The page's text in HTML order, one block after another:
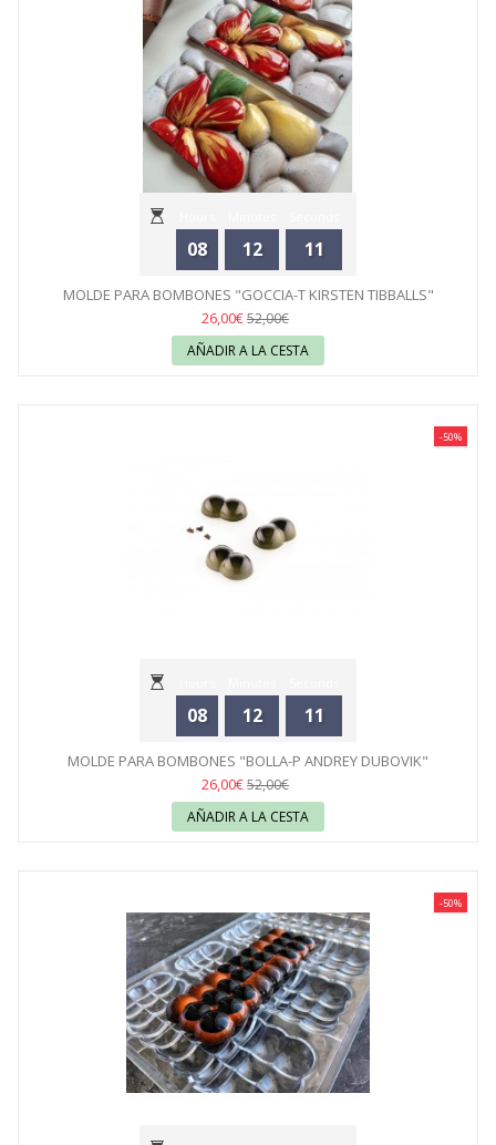
08 12 11
MOLDE PARA BOMBONES "GOCCIA-T KIRSTEN TIBBALLS"
SILIKOMART
26,00€52,00€
AÑADIR A LA CESTA
08 12 11
-50%
MOLDE PARA BOMBONES "BOLLA-P ANDREY DUBOVIK"
SILIKOMART
26,00€52,00€
AÑADIR A LA CESTA
-50%